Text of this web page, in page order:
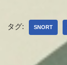
タグ: SNORT